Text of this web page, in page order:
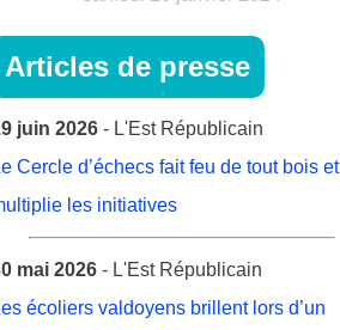
Articles de presse
juin 2026- L'Est Républicain
Cercle d’échecs fait feu de tout bois et
les initiatives
mai 2026- L'Est Républicain
écoliers valdoyens brillent lors d’un